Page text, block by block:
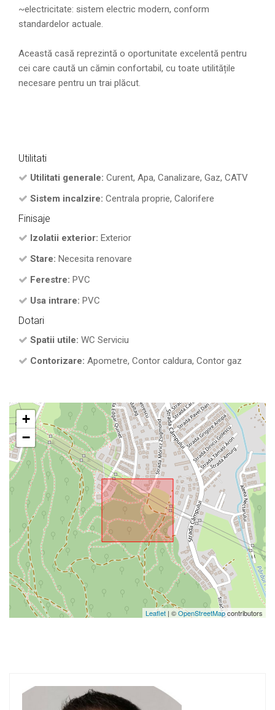
~electricitate: sistem electric modern, conform
standardelor actuale.
Această casă reprezintă o oportunitate excelentă pentru
cei care caută un cămin confortabil, cu toate utilitățile
necesare pentru un trai plăcut.
Utilitati
Utilitati generale: Curent, Apa, Canalizare, Gaz, CATV
Sistem incalzire: Centrala proprie, Calorifere
Finisaje
Izolatii exterior: Exterior
Stare: Necesita renovare
Ferestre: PVC
Usa intrare: PVC
Dotari
Spatii utile: WC Serviciu
Contorizare: Apometre, Contor caldura, Contor gaz
+
−
Leaflet | ©OpenStreetMapcontributors